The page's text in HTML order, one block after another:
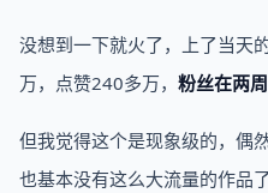
没想到一下就火了，上了当天
万，点赞240多万， 粉丝在两
但我觉得这个是现象级的，偶
也基本没有这么大流量的作品